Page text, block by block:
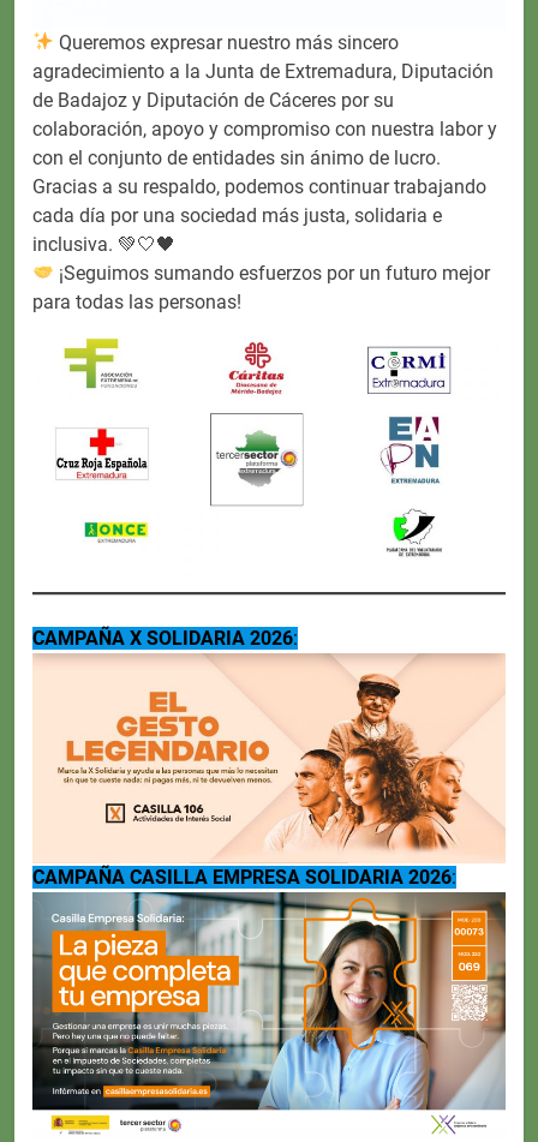
Queremos expresar nuestro más sincero
agradecimiento a la Junta de Extremadura, Diputación
de Badajoz y Diputación de Cáceres por su
colaboración, apoyo y compromiso con nuestra labor y
con el conjunto de entidades sin ánimo de lucro.
Gracias a su respaldo, podemos continuar trabajando
cada día por una sociedad más justa, solidaria e
inclusiva. 💚🤍🖤
¡Seguimos sumando esfuerzos por un futuro mejor
para todas las personas!
CAMPAÑA X SOLIDARIA 2026:
CAMPAÑA CASILLA EMPRESA SOLIDARIA 2026: